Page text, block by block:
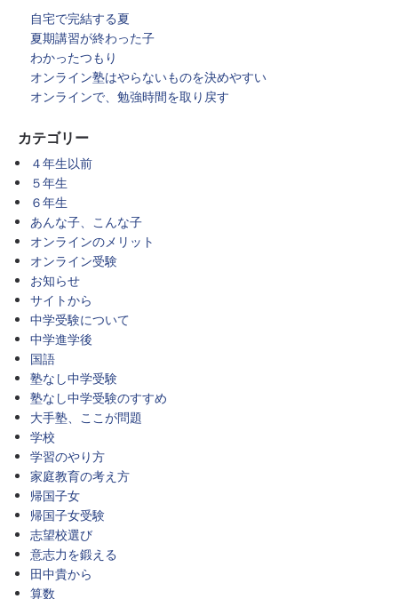
自宅で完結する夏
夏期講習が終わった子
わかったつもり
オンライン塾はやらないものを決めやすい
オンラインで、勉強時間を取り戻す
カテゴリー
４年生以前
５年生
６年生
あんな子、こんな子
オンラインのメリット
オンライン受験
お知らせ
サイトから
中学受験について
中学進学後
国語
塾なし中学受験
塾なし中学受験のすすめ
大手塾、ここが問題
学校
学習のやり方
家庭教育の考え方
帰国子女
帰国子女受験
志望校選び
意志力を鍛える
田中貴から
算数